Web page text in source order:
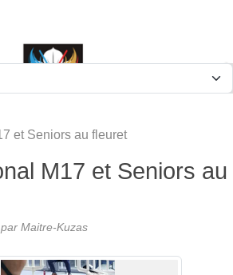
et Seniors au fleuret
M17 et Seniors au
par Maitre-Kuzas
cookies